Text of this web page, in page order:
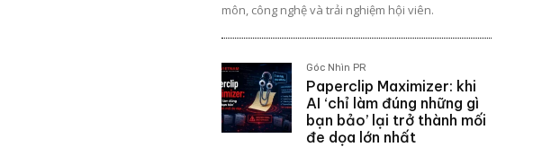
môn, công nghệ và trải nghiệm hội viên.
Góc Nhìn PR
Paperclip Maximizer: khi
AI ‘chỉ làm đúng những gì
bạn bảo’ lại trở thành mối
đe dọa lớn nhất